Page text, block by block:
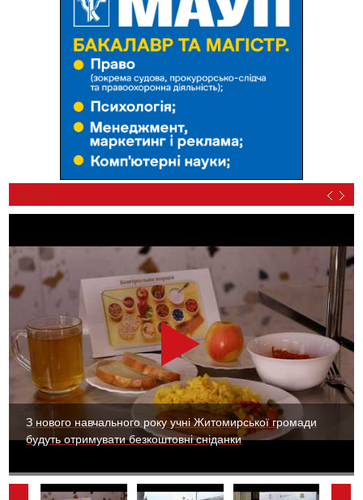
ВІДЕО
З нового навчального року учні Житомирської громади
будуть отримувати безкоштовні сніданки